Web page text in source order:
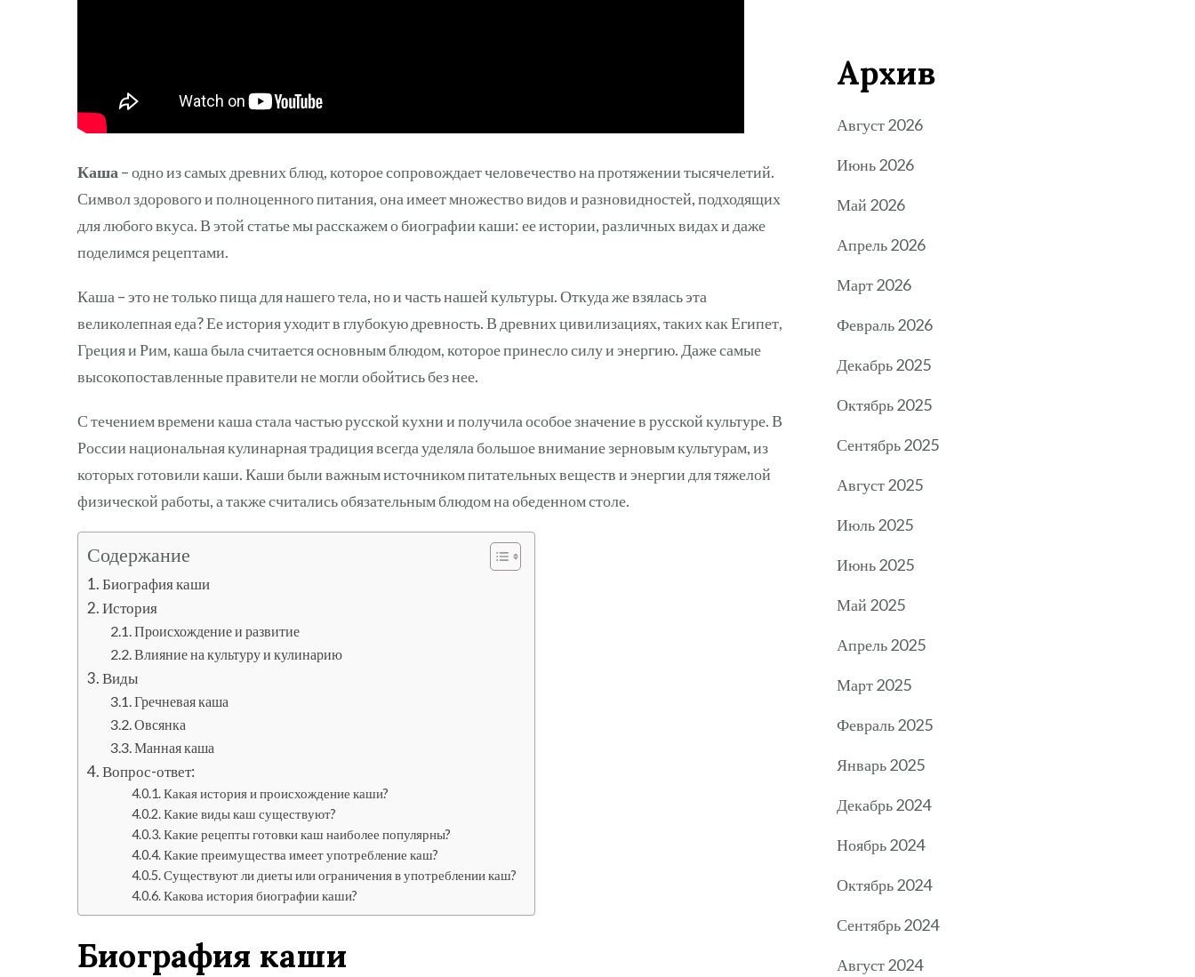
Каша – одно из самых древних блюд, которое сопровождает человечество на протяжении тысячелетий.
Символ здорового и полноценного питания, она имеет множество видов и разновидностей, подходящих
для любого вкуса. В этой статье мы расскажем о биографии каши: ее истории, различных видах и даже
поделимся рецептами.
Каша – это не только пища для нашего тела, но и часть нашей культуры. Откуда же взялась эта
великолепная еда? Ее история уходит в глубокую древность. В древних цивилизациях, таких как Египет,
Греция и Рим, каша была считается основным блюдом, которое принесло силу и энергию. Даже самые
высокопоставленные правители не могли обойтись без нее.
С течением времени каша стала частью русской кухни и получила особое значение в русской культуре. В
России национальная кулинарная традиция всегда уделяла большое внимание зерновым культурам, из
которых готовили каши. Каши были важным источником питательных веществ и энергии для тяжелой
физической работы, а также считались обязательным блюдом на обеденном столе.
Содержание
Биография каши
История
Происхождение и развитие
Влияние на культуру и кулинарию
Виды
Гречневая каша
Овсянка
Манная каша
Вопрос-ответ:
Какая история и происхождение каши?
Какие виды каш существуют?
Какие рецепты готовки каш наиболее популярны?
Какие преимущества имеет употребление каш?
Существуют ли диеты или ограничения в употреблении каш?
Какова история биографии каши?
Биография каши
Архив
Август 2026
Июнь 2026
Май 2026
Апрель 2026
Март 2026
Февраль 2026
Декабрь 2025
Октябрь 2025
Сентябрь 2025
Август 2025
Июль 2025
Июнь 2025
Май 2025
Апрель 2025
Март 2025
Февраль 2025
Январь 2025
Декабрь 2024
Ноябрь 2024
Октябрь 2024
Сентябрь 2024
Август 2024